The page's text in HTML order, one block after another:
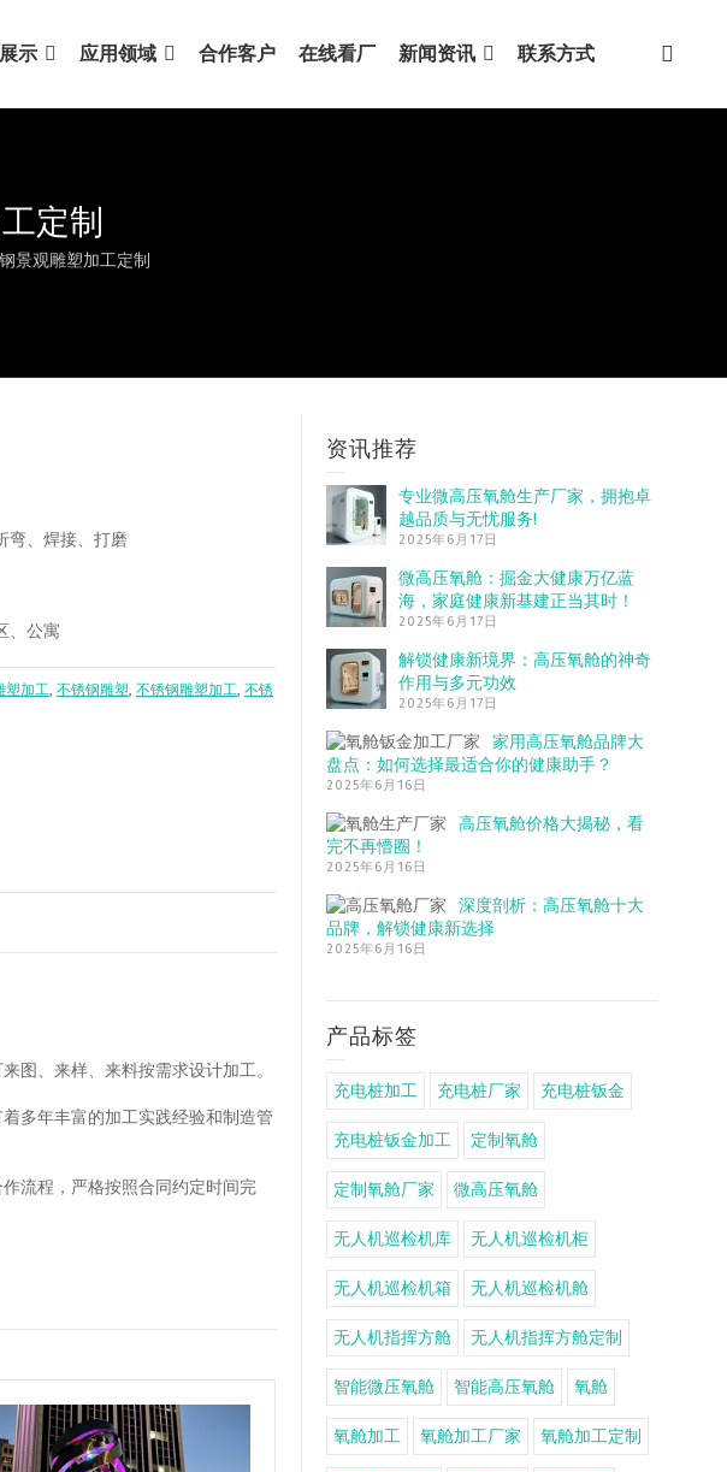
示 应用领域 合作客户 在线看厂 新闻资讯 联系方式
定制
景观雕塑加工定制
弯、焊接、打磨
、公寓
塑加工, 不锈钢雕塑, 不锈钢雕塑加工, 不锈
图、来样、来料按需求设计加工。
多年丰富的加工实践经验和制造管
流程，严格按照合同约定时间完
资讯推荐
专业微高压氧舱生产厂家，拥抱卓
越品质与无忧服务!
2025年6月17日
微高压氧舱：掘金大健康万亿蓝
海，家庭健康新基建正当其时！
2025年6月17日
解锁健康新境界：高压氧舱的神奇
作用与多元功效
2025年6月17日
家用高压氧舱品牌大
盘点：如何选择最适合你的健康助手？
2025年6月16日
高压氧舱价格大揭秘，看
完不再懵圈！
2025年6月16日
深度剖析：高压氧舱十大
品牌，解锁健康新选择
2025年6月16日
产品标签
充电桩加工 充电桩厂家 充电桩钣金
充电桩钣金加工 定制氧舱
定制氧舱厂家 微高压氧舱
无人机巡检机库 无人机巡检机柜
无人机巡检机箱 无人机巡检机舱
无人机指挥方舱 无人机指挥方舱定制
智能微压氧舱 智能高压氧舱 氧舱
氧舱加工 氧舱加工厂家 氧舱加工定制